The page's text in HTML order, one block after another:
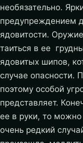
необязательно.
предупреждением
ядовитости.
таиться в ее
ядовитых шипов,
случае опасности.
поэтому особой
представляет.
ее в руки, то можно
очень редкий